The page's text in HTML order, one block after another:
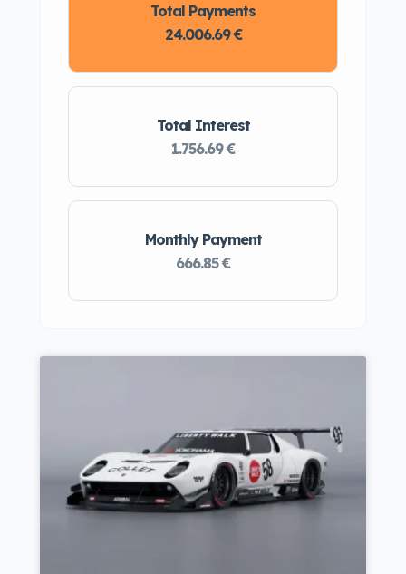
Monthly Payment
666.85 €
Total Interest
1.756.69 €
Total Payments
24.006.69 €